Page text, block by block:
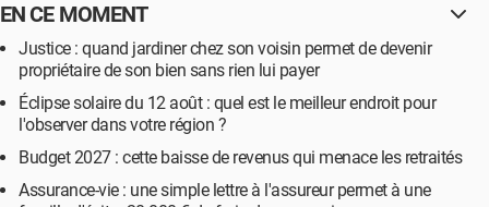
EN CE MOMENT
Justice : quand jardiner chez son voisin permet de devenir
propriétaire de son bien sans rien lui payer
Éclipse solaire du 12 août : quel est le meilleur endroit pour
l'observer dans votre région ?
Budget 2027 : cette baisse de revenus qui menace les retraités
Assurance-vie : une simple lettre à l'assureur permet à une